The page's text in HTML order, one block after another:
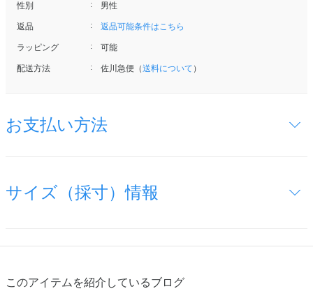
性別 男性
返品 返品可能条件はこちら
ラッピング 可能
配送方法 佐川急便（送料について ）
お支払い方法
サイズ（採寸）情報
このアイテムを紹介しているブログ